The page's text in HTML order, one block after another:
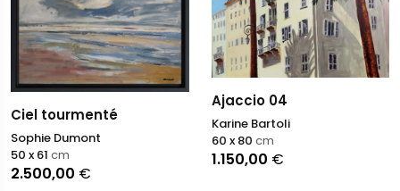
Ciel tourmenté
Sophie Dumont
2.500,00 €
50 x 61 cm
Ajaccio 04
Karine Bartoli
1.150,00 €
60 x 80 cm